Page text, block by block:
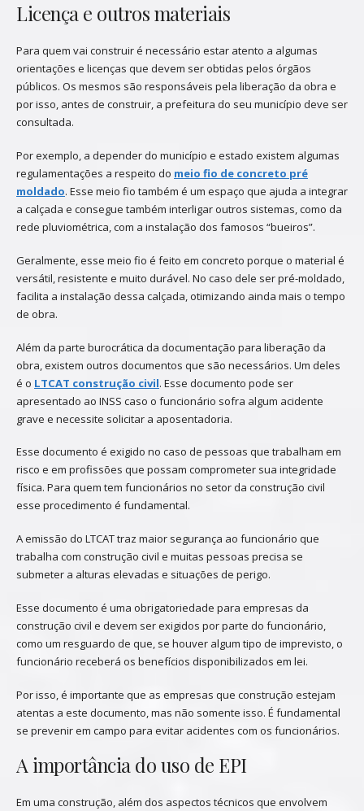
Licença e outros materiais
Para quem vai construir é necessário estar atento a algumas
orientações e licenças que devem ser obtidas pelos órgãos
públicos. Os mesmos são responsáveis pela liberação da obra e
por isso, antes de construir, a prefeitura do seu município deve ser
consultada.
Por exemplo, a depender do município e estado existem algumas
regulamentações a respeito do meio fio de concreto pré
moldado. Esse meio fio também é um espaço que ajuda a integrar
a calçada e consegue também interligar outros sistemas, como da
rede pluviométrica, com a instalação dos famosos “bueiros”.
Geralmente, esse meio fio é feito em concreto porque o material é
versátil, resistente e muito durável. No caso dele ser pré-moldado,
facilita a instalação dessa calçada, otimizando ainda mais o tempo
de obra.
Além da parte burocrática da documentação para liberação da
obra, existem outros documentos que são necessários. Um deles
é o LTCAT construção civil. Esse documento pode ser
apresentado ao INSS caso o funcionário sofra algum acidente
grave e necessite solicitar a aposentadoria.
Esse documento é exigido no caso de pessoas que trabalham em
risco e em profissões que possam comprometer sua integridade
física. Para quem tem funcionários no setor da construção civil
esse procedimento é fundamental.
A emissão do LTCAT traz maior segurança ao funcionário que
trabalha com construção civil e muitas pessoas precisa se
submeter a alturas elevadas e situações de perigo.
Esse documento é uma obrigatoriedade para empresas da
construção civil e devem ser exigidos por parte do funcionário,
como um resguardo de que, se houver algum tipo de imprevisto, o
funcionário receberá os benefícios disponibilizados em lei.
Por isso, é importante que as empresas que construção estejam
atentas a este documento, mas não somente isso. É fundamental
se prevenir em campo para evitar acidentes com os funcionários.
A importância do uso de EPI
Em uma construção, além dos aspectos técnicos que envolvem